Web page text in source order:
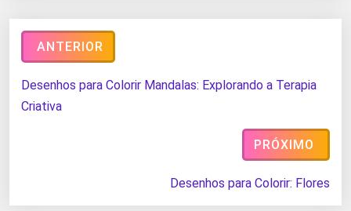
ANTERIOR
Desenhos para Colorir Mandalas: Explorando a Terapia
Criativa
PRÓXIMO
Desenhos para Colorir: Flores